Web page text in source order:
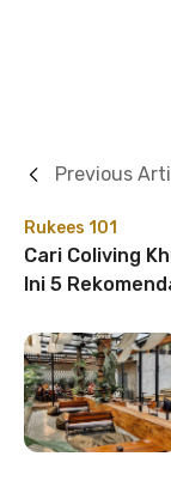
Rukees 101
Cari Coliving
Ini 5
Previous